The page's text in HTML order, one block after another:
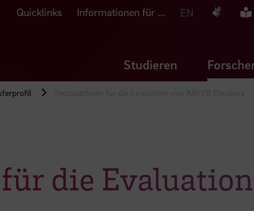
Quicklinks Informationen für ... EN Deutsche
Studieren
die